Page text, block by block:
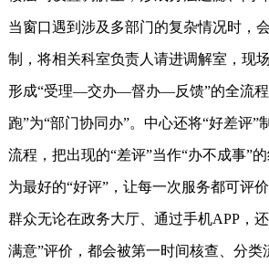
当窗口遇到涉及多部门的复杂情况时，
制，将相关科室负责人请进调解室，现
形成“受理—交办—督办—反馈”的全流程
跑”为“部门协同办”。中心还将“好差评”
流程，把出现的“差评”当作“办不成事”
为最好的“好评”，让每一次服务都可评
群众无论在政务大厅、通过手机APP，
满意”评价，都会被第一时间核查、分类